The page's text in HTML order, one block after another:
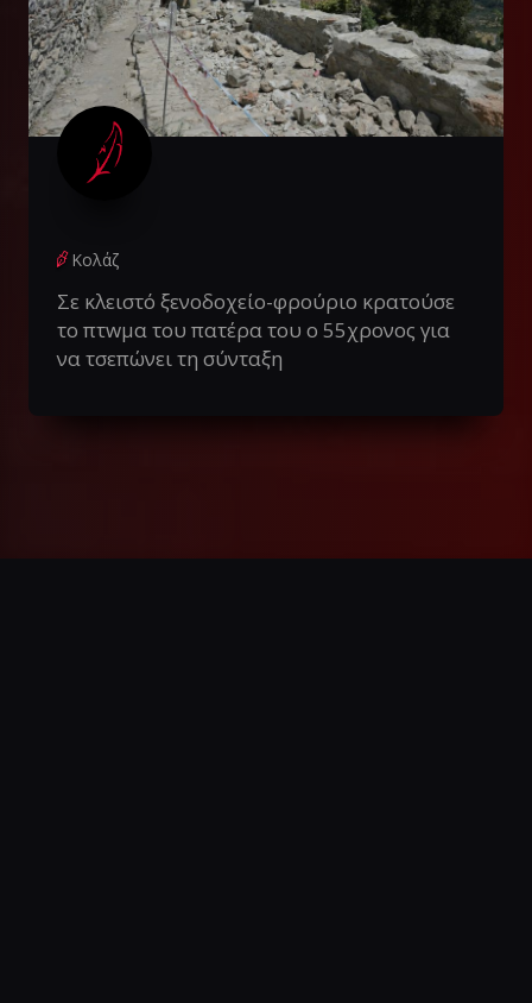
Κολάζ
Σε κλειστό ξενοδοχείο-φρούριο κρατούσε
το πτwμα του πατέρα του ο 55χρονος για
να τσεπώνει τη σύνταξη